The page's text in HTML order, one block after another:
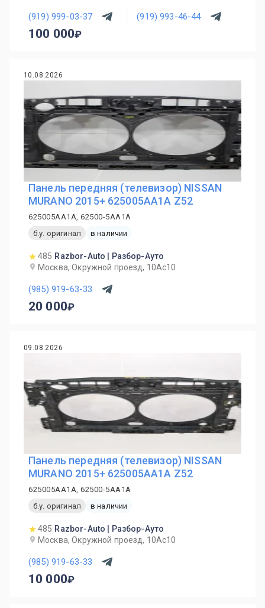
(919) 999-03-37 (919) 993-46-44
100 000
10.08.2026
Панель передняя (телевизор) NISSAN
MURANO 2015+ 625005AA1A Z52
625005AA1A, 62500-5AA1A
б.у. оригинал
в наличии
485 Razbor-Auto | Разбор-Ауто
Москва, Окружной проезд, 10Ас10
(985) 919-63-33
20 000
09.08.2026
Панель передняя (телевизор) NISSAN
MURANO 2015+ 625005AA1A Z52
625005AA1A, 62500-5AA1A
б.у. оригинал
в наличии
485 Razbor-Auto | Разбор-Ауто
Москва, Окружной проезд, 10Ас10
(985) 919-63-33
10 000